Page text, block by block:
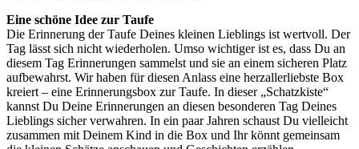
Eine schöne Idee zur Taufe
Die Erinnerung der Taufe Deines kleinen Lieblings ist wertvoll. Der
Tag lässt sich nicht wiederholen. Umso wichtiger ist es, dass Du an
diesem Tag Erinnerungen sammelst und sie an einem sicheren Platz
aufbewahrst. Wir haben für diesen Anlass eine herzallerliebste Box
kreiert – eine Erinnerungsbox zur Taufe. In dieser „Schatzkiste“
kannst Du Deine Erinnerungen an diesen besonderen Tag Deines
Lieblings sicher verwahren. In ein paar Jahren schaust Du vielleicht
zusammen mit Deinem Kind in die Box und Ihr könnt gemeinsam